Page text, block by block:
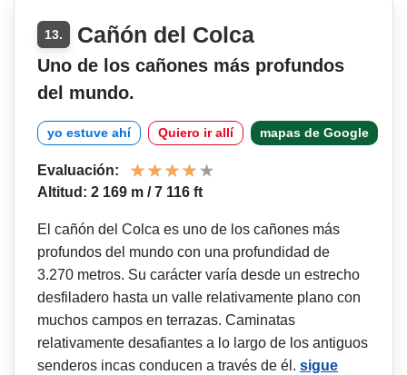
13. Cañón del Colca
Uno de los cañones más profundos
del mundo.
yo estuve ahí Quiero ir allí mapas de Google
Evaluación:
Altitud: 2 169 m / 7 116 ft
El cañón del Colca es uno de los cañones más
profundos del mundo con una profundidad de
3.270 metros. Su carácter varía desde un estrecho
desfiladero hasta un valle relativamente plano con
muchos campos en terrazas. Caminatas
relativamente desafiantes a lo largo de los antiguos
senderos incas conducen a través de él. sigue